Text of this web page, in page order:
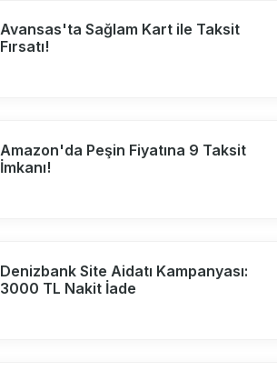
Avansas'ta Sağlam Kart ile Taksit
Fırsatı!
Amazon'da Peşin Fiyatına 9 Taksit
İmkanı!
Denizbank Site Aidatı Kampanyası:
3000 TL Nakit İade